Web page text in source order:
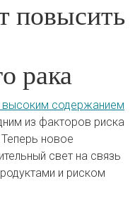
повысить
рака
высоким содержанием
из факторов риска
новое
свет на связь
и риском